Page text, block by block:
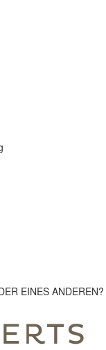
EINES ANDEREN?